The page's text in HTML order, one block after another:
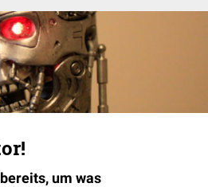
um was